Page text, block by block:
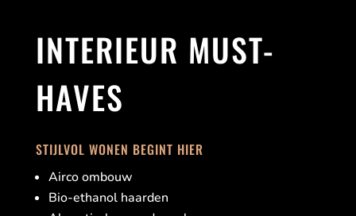
INTERIEUR MUST-
HAVES
STIJLVOL WONEN BEGINT HIER
Airco ombouw
Bio-ethanol haarden